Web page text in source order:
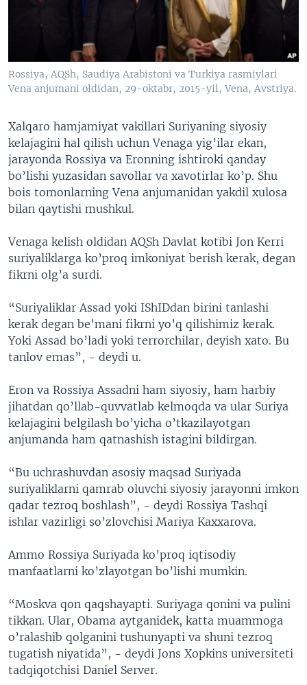
TWITTER
SOUNDCLOUD
VOA
Rossiya, AQSh, Saudiya Arabistoni va Turkiya rasmiylari
Vena anjumani oldidan, 29-oktabr, 2015-yil, Vena, Avstriya.
Xalqaro hamjamiyat vakillari Suriyaning siyosiy
kelajagini hal qilish uchun Venaga yig’ilar ekan,
jarayonda Rossiya va Eronning ishtiroki qanday
bo’lishi yuzasidan savollar va xavotirlar ko’p. Shu
bois tomonlarning Vena anjumanidan yakdil xulosa
bilan qaytishi mushkul.
Venaga kelish oldidan AQSh Davlat kotibi Jon Kerri
suriyaliklarga ko’proq imkoniyat berish kerak, degan
fikrni olg’a surdi.
“Suriyaliklar Assad yoki IShIDdan birini tanlashi
kerak degan be’mani fikrni yo’q qilishimiz kerak.
Yoki Assad bo’ladi yoki terrorchilar, deyish xato. Bu
tanlov emas”, - deydi u.
Eron va Rossiya Assadni ham siyosiy, ham harbiy
jihatdan qo’llab-quvvatlab kelmoqda va ular Suriya
kelajagini belgilash bo’yicha o’tkazilayotgan
anjumanda ham qatnashish istagini bildirgan.
“Bu uchrashuvdan asosiy maqsad Suriyada
suriyaliklarni qamrab oluvchi siyosiy jarayonni imkon
qadar tezroq boshlash”, - deydi Rossiya Tashqi
ishlar vazirligi so’zlovchisi Mariya Kaxxarova.
Ammo Rossiya Suriyada ko’proq iqtisodiy
manfaatlarni ko’zlayotgan bo’lishi mumkin.
“Moskva qon qaqshayapti. Suriyaga qonini va pulini
tikkan. Ular, Obama aytganidek, katta muammoga
o’ralashib qolganini tushunyapti va shuni tezroq
tugatish niyatida”, - deydi Jons Xopkins universiteti
tadqiqotchisi Daniel Server.